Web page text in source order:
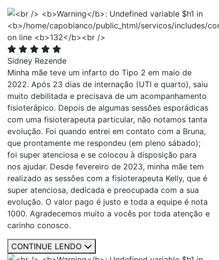
Sidney Rezende
Minha mãe teve um infarto do Tipo 2 em maio de
2022. Após 23 dias de internação (UTI e quarto), saiu
muito debilitada e precisava de um acompanhamento
fisioterápico. Depois de algumas sessões esporádicas
com uma fisioterapeuta particular, não notamos tanta
evolução. Foi quando entrei em contato com a Bruna,
que prontamente me respondeu (em pleno sábado);
foi super atenciosa e se colocou à disposição para
nos ajudar. Desde fevereiro de 2023, minha mãe tem
realizado as sessões com a fisioterapeuta Kelly, que é
super atenciosa, dedicada e preocupada com a sua
evolução. O valor pago é justo e toda a equipe é nota
1000. Agradecemos muito a vocês por toda atenção e
carinho conosco.
CONTINUE LENDO